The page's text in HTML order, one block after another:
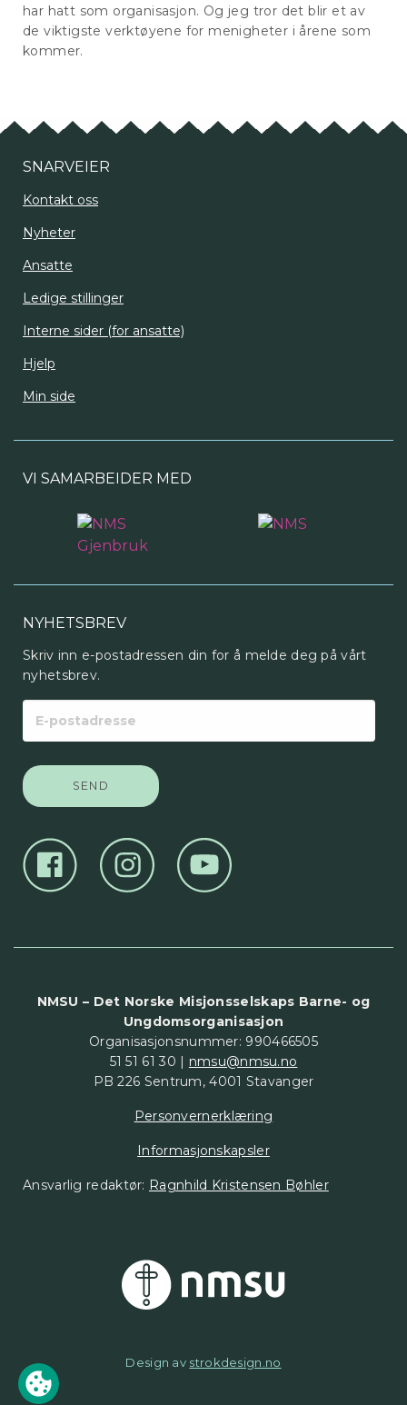
har hatt som organisasjon. Og jeg tror det blir et av
de viktigste verktøyene for menigheter i årene som
kommer.
SNARVEIER
Kontakt oss
Nyheter
Ansatte
Ledige stillinger
Interne sider (for ansatte)
Hjelp
Min side
VI SAMARBEIDER MED
NYHETSBREV
Skriv inn e-postadressen din for å melde deg på vårt
nyhetsbrev.
postadresse
NMSU – Det Norske Misjonsselskaps Barne- og
Ungdomsorganisasjon
Organisasjonsnummer: 990466505
51 51 61 30 | nmsu@nmsu.no
PB 226 Sentrum, 4001 Stavanger
Personvernerklæring
Informasjonskapsler
Ansvarlig redaktør: Ragnhild Kristensen Bøhler
Design av strokdesign.no